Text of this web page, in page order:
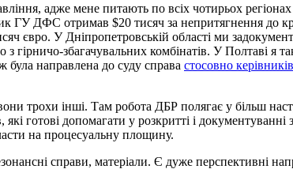
адже мене питають по всіх чотирьох
ГУ ДФС отримав $20 тисяч за непритягнення до
євро. У Дніпропетровській області ми
з гірничо-збагачувальних комбінатів. У Полтаві я
направлена до суду справа стосовно
трохи інші. Там робота ДБР полягає у більш
які готові допомагати у розкритті і
на процесуальну площину.
справи, матеріали. Є дуже перспективні